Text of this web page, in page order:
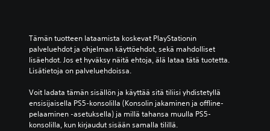
Tämän tuotteen lataamista koskevat PlayStationin
palveluehdot ja ohjelman käyttöehdot, sekä mahdolliset
lisäehdot. Jos et hyväksy näitä ehtoja, älä lataa tätä tuotetta.
Lisätietoja on palveluehdoissa.
Voit ladata tämän sisällön ja käyttää sitä tiliisi yhdistetyllä
ensisijaisella PS5-konsolilla (Konsolin jakaminen ja offline-
pelaaminen -asetuksella) ja millä tahansa muulla PS5-
konsolilla, kun kirjaudut sisään samalla tilillä.